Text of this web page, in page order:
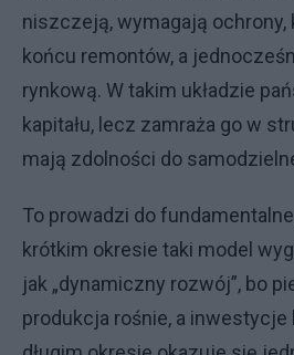
niszczeją, wymagają ochrony,
końcu remontów, a
rynkową. W takim układzie
kapitału, lecz zamraża go w
mają zdolności do
To prowadzi do
krótkim okresie taki model
jak „dynamiczny rozwój”, bo
produkcja rośnie, a inwestycje